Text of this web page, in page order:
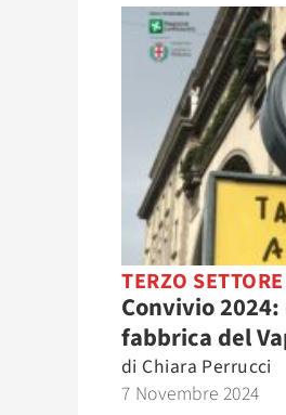
TERZO SETTORE
Convivio
fabbrica del
di Chiara Perrucci
7 Novembre 2024